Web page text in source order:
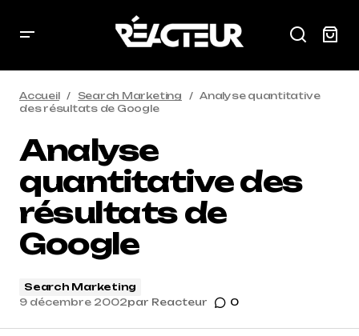
Accueil Search Marketing
Analyse quantitative
des résultats de Google
Analyse
quantitative des
résultats de
Google
Search Marketing
9 décembre 2002par Reacteur 0